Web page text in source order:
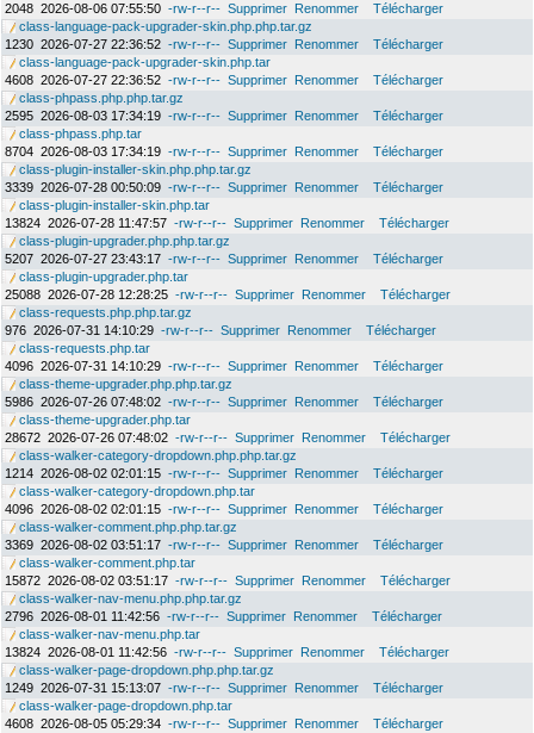
2048 2026-08-06 07:55:50 -rw-r--r-- Supprimer Renommer
Télécharger
class-language-pack-upgrader-skin.php.php.tar.gz
1230 2026-07-27 22:36:52 -rw-r--r-- Supprimer Renommer
Télécharger
class-language-pack-upgrader-skin.php.tar
4608 2026-07-27 22:36:52 -rw-r--r-- Supprimer Renommer
Télécharger
class-phpass.php.php.tar.gz
2595 2026-08-03 17:34:19 -rw-r--r-- Supprimer Renommer
Télécharger
class-phpass.php.tar
8704 2026-08-03 17:34:19 -rw-r--r-- Supprimer Renommer
Télécharger
class-plugin-installer-skin.php.php.tar.gz
3339 2026-07-28 00:50:09 -rw-r--r-- Supprimer Renommer
Télécharger
class-plugin-installer-skin.php.tar
13824 2026-07-28 11:47:57 -rw-r--r-- Supprimer Renommer
Télécharger
class-plugin-upgrader.php.php.tar.gz
5207 2026-07-27 23:43:17 -rw-r--r-- Supprimer Renommer
Télécharger
class-plugin-upgrader.php.tar
25088 2026-07-28 12:28:25 -rw-r--r-- Supprimer Renommer
Télécharger
class-requests.php.php.tar.gz
976 2026-07-31 14:10:29 -rw-r--r-- Supprimer Renommer
Télécharger
class-requests.php.tar
4096 2026-07-31 14:10:29 -rw-r--r-- Supprimer Renommer
Télécharger
class-theme-upgrader.php.php.tar.gz
5986 2026-07-26 07:48:02 -rw-r--r-- Supprimer Renommer
Télécharger
class-theme-upgrader.php.tar
28672 2026-07-26 07:48:02 -rw-r--r-- Supprimer Renommer
Télécharger
class-walker-category-dropdown.php.php.tar.gz
1214 2026-08-02 02:01:15 -rw-r--r-- Supprimer Renommer
Télécharger
class-walker-category-dropdown.php.tar
4096 2026-08-02 02:01:15 -rw-r--r-- Supprimer Renommer
Télécharger
class-walker-comment.php.php.tar.gz
3369 2026-08-02 03:51:17 -rw-r--r-- Supprimer Renommer
Télécharger
class-walker-comment.php.tar
15872 2026-08-02 03:51:17 -rw-r--r-- Supprimer Renommer
Télécharger
class-walker-nav-menu.php.php.tar.gz
2796 2026-08-01 11:42:56 -rw-r--r-- Supprimer Renommer
Télécharger
class-walker-nav-menu.php.tar
13824 2026-08-01 11:42:56 -rw-r--r-- Supprimer Renommer
Télécharger
class-walker-page-dropdown.php.php.tar.gz
1249 2026-07-31 15:13:07 -rw-r--r-- Supprimer Renommer
Télécharger
class-walker-page-dropdown.php.tar
4608 2026-08-05 05:29:34 -rw-r--r-- Supprimer Renommer
Télécharger